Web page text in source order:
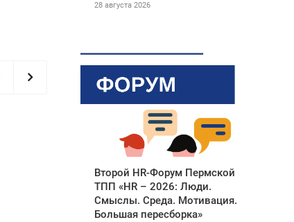
28 августа 2026
Второй HR-Форум Пермской
ТПП «HR – 2026: Люди.
Смыслы. Среда. Мотивация.
Большая пересборка»